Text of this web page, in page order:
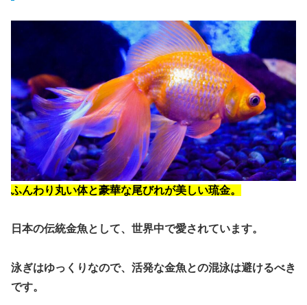
ふんわり丸い体と豪華な尾びれが美しい琉金。
日本の伝統金魚として、世界中で愛されています。
泳ぎはゆっくりなので、活発な金魚との混泳は避けるべき
です。